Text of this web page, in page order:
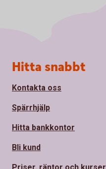
Sidfot
Hitta snabbt
Kontakta oss
Spärrhjälp
Hitta bankkontor
Bli kund